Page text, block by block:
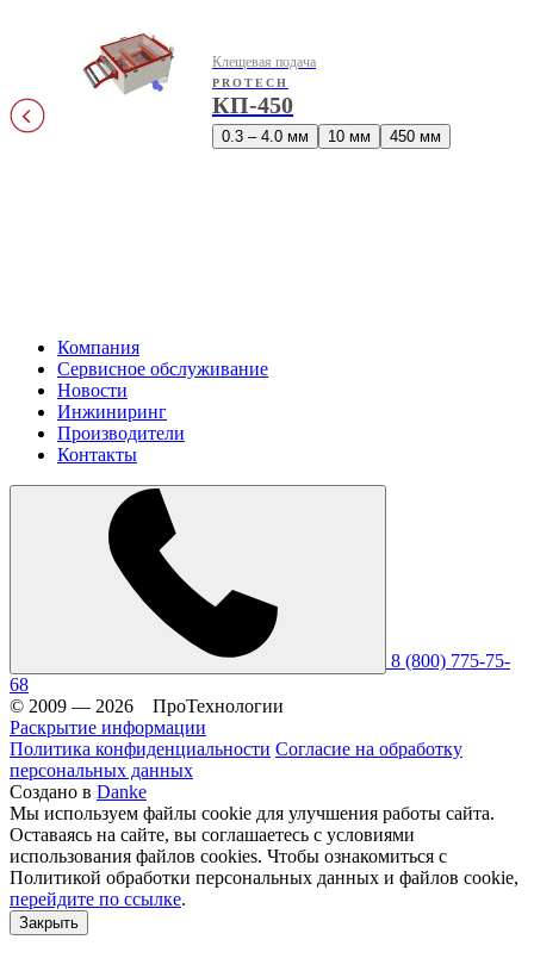
Клещевая подача
PROTECH
КП-450
0.3 – 4.0 мм 10 мм 450 мм
Компания
Сервисное обслуживание
Новости
Инжиниринг
Производители
Контакты
8 (800) 775-75-
68
© 2009 — 2026 ПроТехнологии
Раскрытие информации
Политика конфиденциальности Согласие на обработку
персональных данных
Создано в Danke
Мы используем файлы cookie для улучшения работы сайта.
Оставаясь на сайте, вы соглашаетесь с условиями
использования файлов cookies. Чтобы ознакомиться с
Политикой обработки персональных данных и файлов cookie,
перейдите по ссылке.
Закрыть